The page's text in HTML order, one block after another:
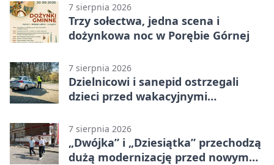
7 sierpnia 2026
Trzy sołectwa, jedna scena i
dożynkowa noc w Porębie Górnej
7 sierpnia 2026
Dzielnicowi i sanepid ostrzegali
dzieci przed wakacyjnymi
7 sierpnia 2026
„Dwójka” i „Dziesiątka” przechodzą
dużą modernizację przed nowym